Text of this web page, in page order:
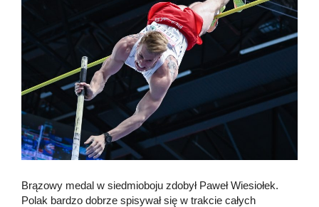
Brązowy medal w siedmioboju zdobył Paweł Wiesiołek.
Polak bardzo dobrze spisywał się w trakcie całych